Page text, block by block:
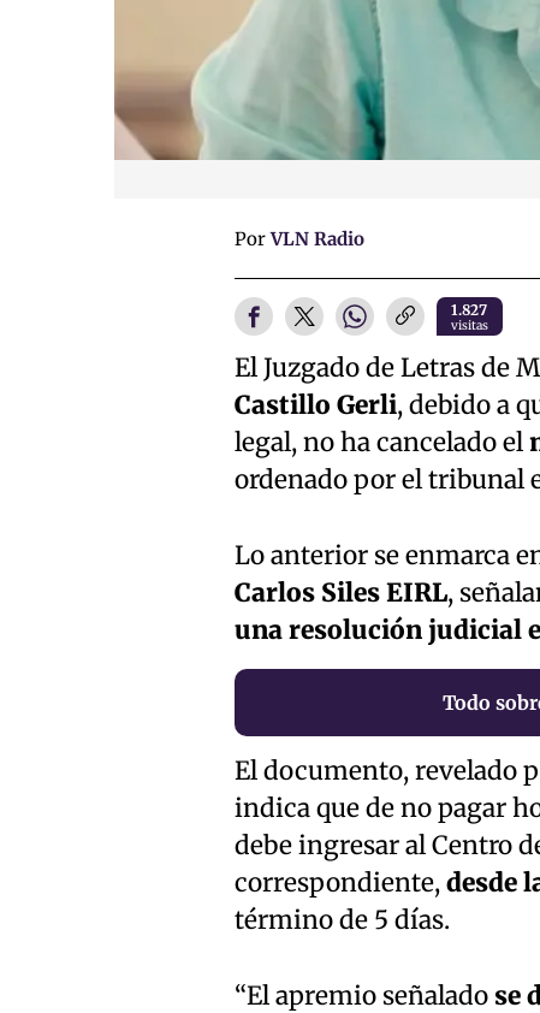
PorVLN Radio
1.827
visitas
El Juzgado de Letras de
Castillo Gerli, debido a
legal, no ha cancelado el
ordenado por el tribunal
Lo anterior se enmarca
Carlos Siles EIRL,
una resolución judicial
Todo
El documento, revelado
indica que de no pagar
debe ingresar al Centro
correspondiente,desde
término de 5 días.
“El apremio señalado se